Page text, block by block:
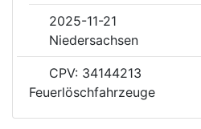
2025-11-21
Niedersachsen
CPV: 34144213
Feuerlöschfahrzeuge